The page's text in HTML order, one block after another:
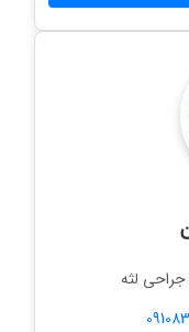
لثه